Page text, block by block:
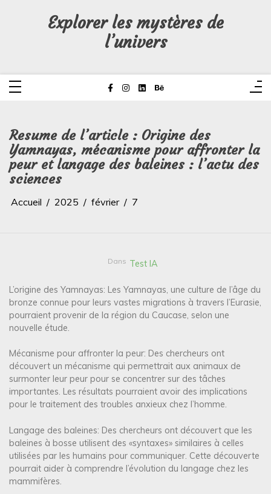
Explorer les mystères de
l’univers
Resume de l’article : Origine des
Yamnayas, mécanisme pour affronter la
peur et langage des baleines : l’actu des
sciences
Accueil 2025 février 7
Dans Test IA
L’origine des Yamnayas: Les Yamnayas, une culture de l’âge du
bronze connue pour leurs vastes migrations à travers l’Eurasie,
pourraient provenir de la région du Caucase, selon une
nouvelle étude.
Mécanisme pour affronter la peur: Des chercheurs ont
découvert un mécanisme qui permettrait aux animaux de
surmonter leur peur pour se concentrer sur des tâches
importantes. Les résultats pourraient avoir des implications
pour le traitement des troubles anxieux chez l’homme.
Langage des baleines: Des chercheurs ont découvert que les
baleines à bosse utilisent des «syntaxes» similaires à celles
utilisées par les humains pour communiquer. Cette découverte
pourrait aider à comprendre l’évolution du langage chez les
mammifères.